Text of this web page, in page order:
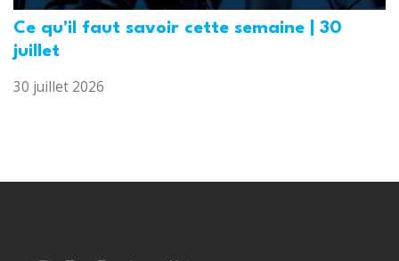
Ce qu'il faut savoir cette semaine | 30
juillet
30 juillet 2026